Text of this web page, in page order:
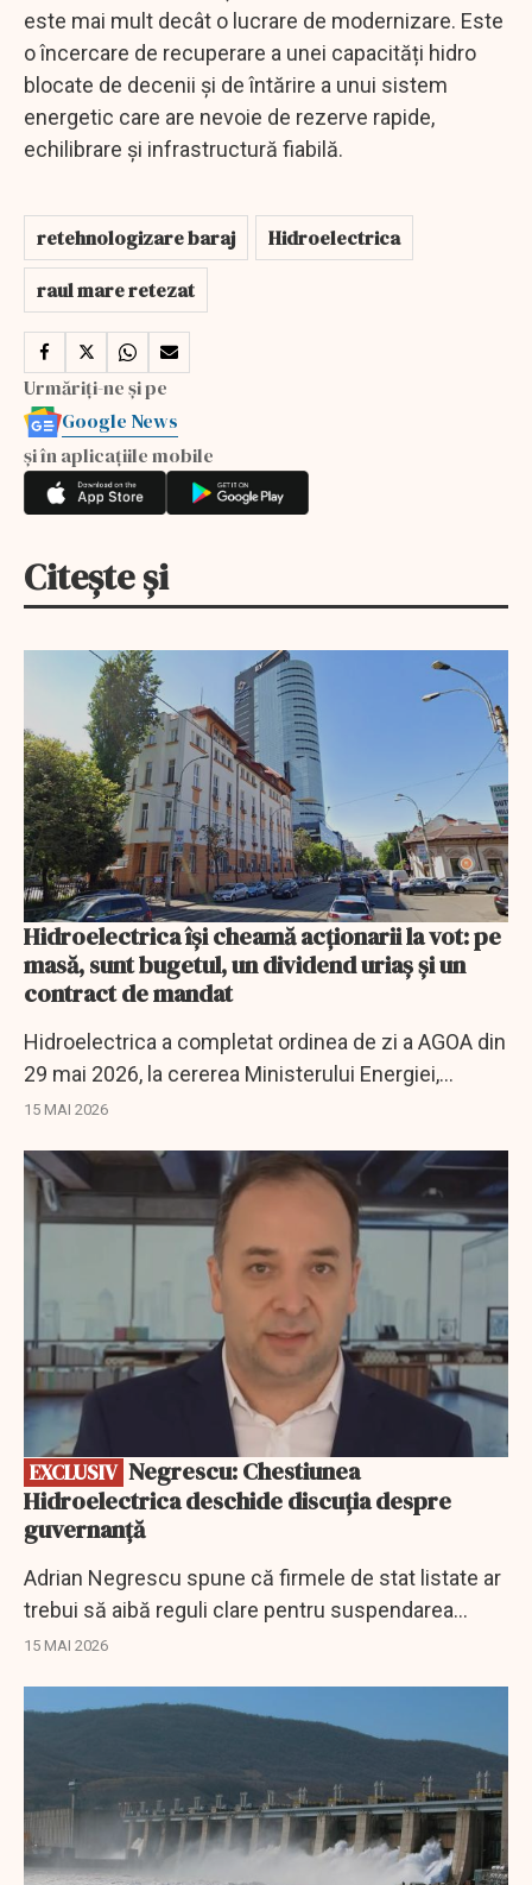
este mai mult decât o lucrare de modernizare. Este
o încercare de recuperare a unei capacități hidro
blocate de decenii și de întărire a unui sistem
energetic care are nevoie de rezerve rapide,
echilibrare și infrastructură fiabilă.
retehnologizare baraj
Hidroelectrica
raul mare retezat
Urmăriți-ne și pe
Google News
și în aplicațiile mobile
Citește și
Hidroelectrica își cheamă acționarii la vot: pe
masă, sunt bugetul, un dividend uriaș și un
contract de mandat
Hidroelectrica a completat ordinea de zi a AGOA din
29 mai 2026, la cererea Ministerului Energiei,
acționarul majoritar.
15 MAI 2026
EXCLUSIV
EXCLUSIV
Hidroelectrica deschide discuția despre
guvernanță
Adrian Negrescu spune că firmele de stat listate ar
trebui să aibă reguli clare pentru suspendarea
directorilor implicați în dosare penale economice.
15 MAI 2026